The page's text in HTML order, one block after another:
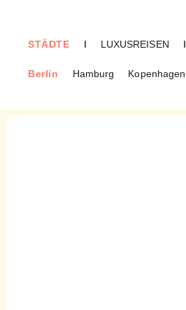
STÄDTE
Berlin Hamburg Kopenhagen
I LUXUSREISEN I